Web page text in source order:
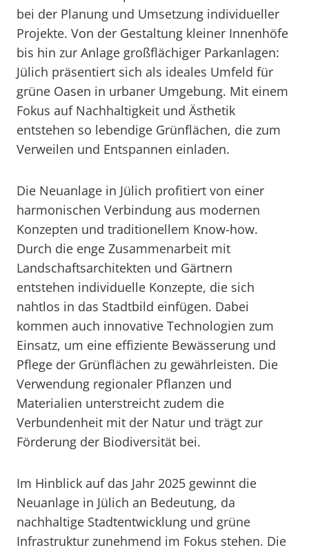
bei der Planung und Umsetzung individueller
Projekte. Von der Gestaltung kleiner Innenhöfe
bis hin zur Anlage großflächiger Parkanlagen:
Jülich präsentiert sich als ideales Umfeld für
grüne Oasen in urbaner Umgebung. Mit einem
Fokus auf Nachhaltigkeit und Ästhetik
entstehen so lebendige Grünflächen, die zum
Verweilen und Entspannen einladen.
Die Neuanlage in Jülich profitiert von einer
harmonischen Verbindung aus modernen
Konzepten und traditionellem Know-how.
Durch die enge Zusammenarbeit mit
Landschaftsarchitekten und Gärtnern
entstehen individuelle Konzepte, die sich
nahtlos in das Stadtbild einfügen. Dabei
kommen auch innovative Technologien zum
Einsatz, um eine effiziente Bewässerung und
Pflege der Grünflächen zu gewährleisten. Die
Verwendung regionaler Pflanzen und
Materialien unterstreicht zudem die
Verbundenheit mit der Natur und trägt zur
Förderung der Biodiversität bei.
Im Hinblick auf das Jahr 2025 gewinnt die
Neuanlage in Jülich an Bedeutung, da
nachhaltige Stadtentwicklung und grüne
Infrastruktur zunehmend im Fokus stehen. Die